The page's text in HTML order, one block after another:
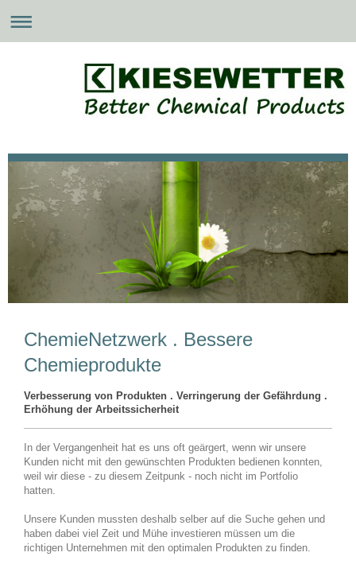
ChemieNetzwerk . Bessere
Chemieprodukte
Verbesserung von Produkten . Verringerung der Gefährdung .
Erhöhung der Arbeitssicherheit
In der Vergangenheit hat es uns oft geärgert, wenn wir unsere
Kunden nicht mit den gewünschten Produkten bedienen konnten,
weil wir diese - zu diesem Zeitpunk - noch nicht im Portfolio
hatten.
Unsere Kunden mussten deshalb selber auf die Suche gehen und
haben dabei viel Zeit und Mühe investieren müssen um die
richtigen Unternehmen mit den optimalen Produkten zu finden.